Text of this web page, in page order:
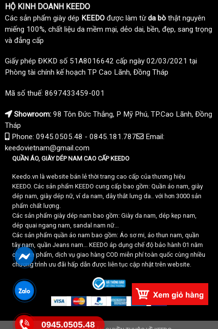
HỘ KINH DOANH KEEDO
Các sản phẩm giày dép KEEDO được làm từda bò thật nguyên
miếng 100%, chất liệu da mềm mại, dẻo dai, bền, đẹp, sang trọng
và đẳng cấp
Giấy phép ĐKKD số 51A8016642 cấp ngày 02/03/2021 tại
Phòng tài chính kế hoạch TP Cao Lãnh, Đồng Tháp
Mã số thuế: 8697433459-001
Showroom: 98 Tôn Đức Thắng, P Mỹ Phú, TP.Cao Lãnh, Đồng
Tháp
Phone: 0945.0505.48 - 0845.181.787
Email:
keedovietnam@gmail.com
QUẦN ÁO, GIÀY DÉP NAM CAO CẤP KEEDO
Keedo.vn là website bán lẻ thời trang cao cấp của thương hiệu
KEEDO. Các sản phẩm KEEDO cung cấp bao gồm: Quần áo nam, giày
dép nam, giày dép nữ, ví da nam, dây thắt lưng da.. với hơn 3000 sản
phẩm chất lượng.
Các sản phẩm giày dép nam bao gồm: Giày da nam, dép kẹp nam,
dép quai ngang nam, sandal nam nữ...
Các sản phẩm quần áo nam bao gồm: Áo sơ mi, áo thun nam, quần
tây nam, quần Jeans nam... KEEDO áp dụng chế độ bảo hành 01 năm
cho sản phẩm, dịch vụ giao hàng COD miễn phí toàn quốc cùng nhiều
chương trình ưu đãi hấp dẫn được liên tục cập nhật trên website.
0945.0505.48